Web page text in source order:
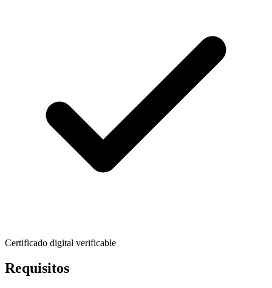
Certificado digital verificable
Requisitos